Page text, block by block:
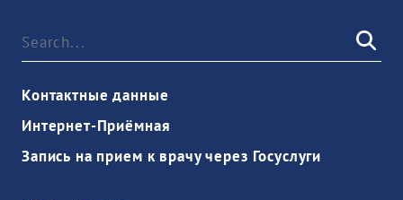
Контактные данные
Интернет-Приёмная
Запись на прием к врачу через Госуслуги